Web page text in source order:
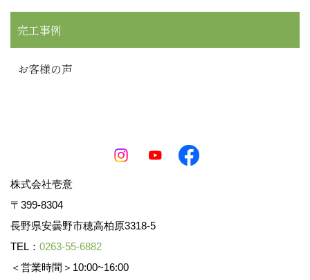
完工事例
お客様の声
株式会社壱意
〒399-8304
長野県安曇野市穂高柏原3318-5
TEL： 0263-55-6882
＜営業時間＞10:00~16:00